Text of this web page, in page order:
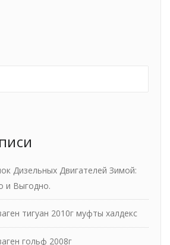
Дизельных Двигателей Зимой:
и Выгодно.
тигуан 2010г муфты халдекс
гольф 2008г